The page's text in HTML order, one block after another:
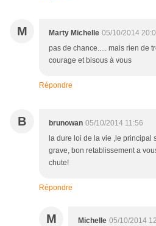
M Marty Michelle 05/10/2014
pas de chance..... mais rien de
courage et bisous à vous
Répondre
B brunowan 05/10/2014 11:56
la dure loi de la vie ,le principal
grave, bon retablissement a
chute!
Répondre
M Michelle 05/10/2014